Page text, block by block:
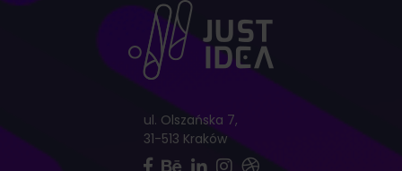
ul. Olszańska 7,
31-513 Kraków